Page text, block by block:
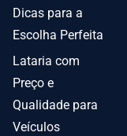
Dicas para a
Escolha Perfeita
Lataria com
Preço e
Qualidade para
Veículos